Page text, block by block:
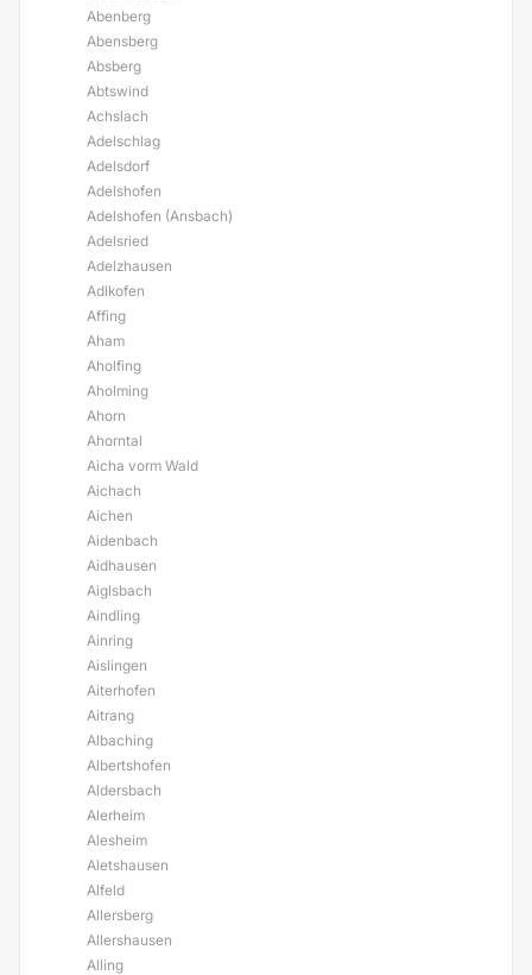
Abenberg
Abensberg
Absberg
Abtswind
Achslach
Adelschlag
Adelsdorf
Adelshofen
Adelshofen (Ansbach)
Adelsried
Adelzhausen
Adlkofen
Affing
Aham
Aholfing
Aholming
Ahorn
Ahorntal
Aicha vorm Wald
Aichach
Aichen
Aidenbach
Aidhausen
Aiglsbach
Aindling
Ainring
Aislingen
Aiterhofen
Aitrang
Albaching
Albertshofen
Aldersbach
Alerheim
Alesheim
Aletshausen
Alfeld
Allersberg
Allershausen
Alling